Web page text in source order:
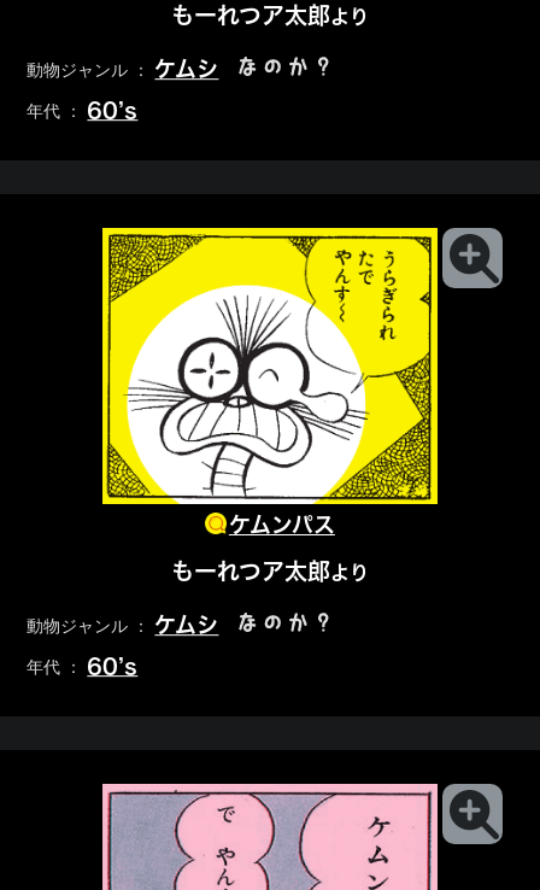
もーれつア太郎より
動物ジャンル ： ケムシ なのか？
年代 ： 60’s
ケムンパス
もーれつア太郎より
動物ジャンル ： ケムシ なのか？
年代 ： 60’s